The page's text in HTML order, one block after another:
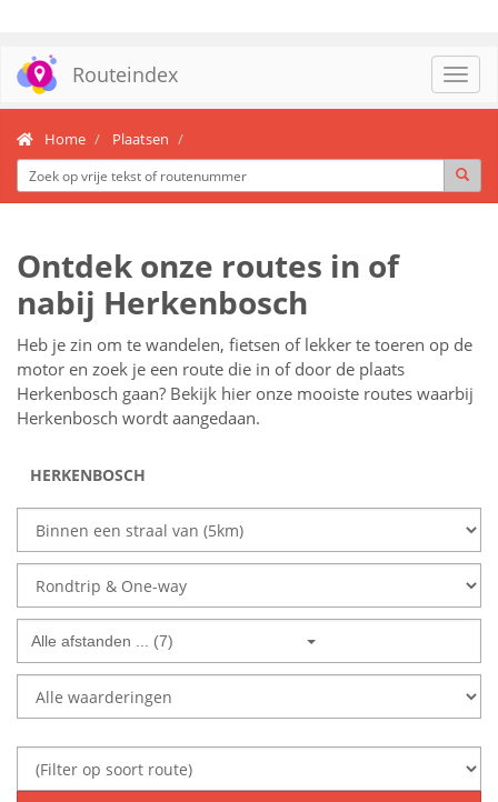
Routeindex
Home Plaatsen
Ontdek onze routes in of
nabij Herkenbosch
Heb je zin om te wandelen, fietsen of lekker te toeren op de
motor en zoek je een route die in of door de plaats
Herkenbosch gaan? Bekijk hier onze mooiste routes waarbij
Herkenbosch wordt aangedaan.
Alle afstanden ... (7)